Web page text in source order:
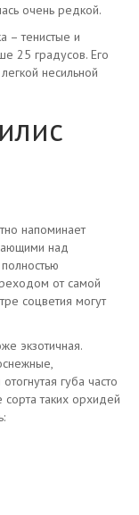
очень редкой.
– тенистые и
25 градусов. Его
несильной
напоминает
над
от самой
соцветия могут
экзотичная.
губа часто
таких орхидей